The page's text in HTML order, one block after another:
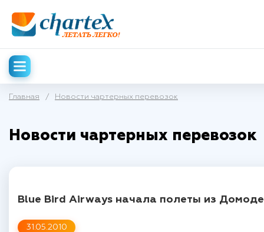
Главная / Новости чартерных перевозок
Новости чартерных перевозок
31.05.2010
Blue Bird Airways начала полеты из